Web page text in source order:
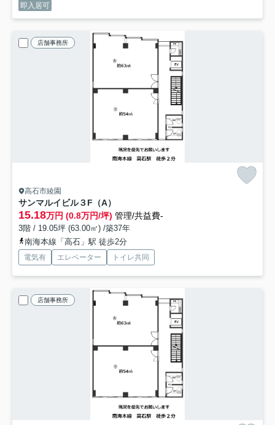
即入居可
店舗事務所
高石市綾園
サンマルイビル３F（A）
15.18万円 (0.8万円/坪) 管理/共益費-
3階 / 19.05坪 (63.00㎡) /築37年
南海本線「高石」駅 徒歩2分
電気有 エレベーター トイレ共同
店舗事務所